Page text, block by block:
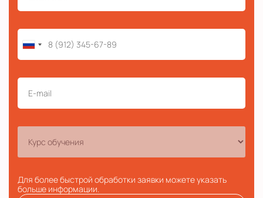
Для более быстрой обработки заявки можете указать
больше информации.